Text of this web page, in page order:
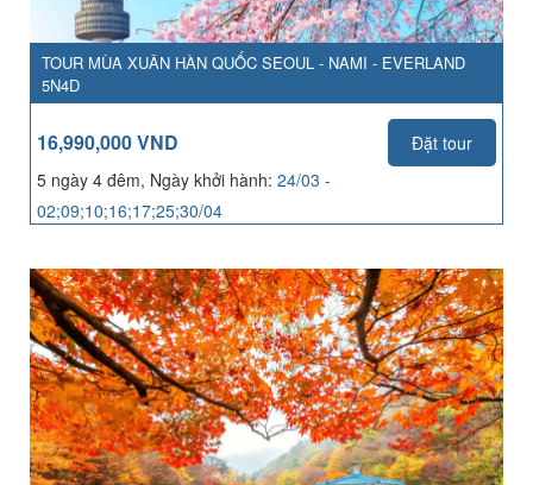
TOUR MÙA XUÂN HÀN QUỐC SEOUL - NAMI - EVERLAND
5N4D
16,990,000 VND
Đặt tour
5 ngày 4 đêm, Ngày khởi hành: 24/03 -
02;09;10;16;17;25;30/04